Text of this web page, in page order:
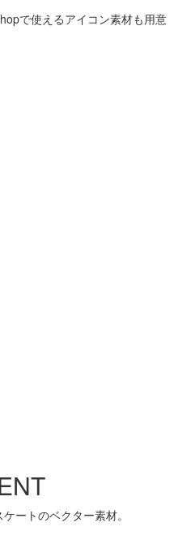
で使えるアイコン素材も用意
ートのベクター素材。